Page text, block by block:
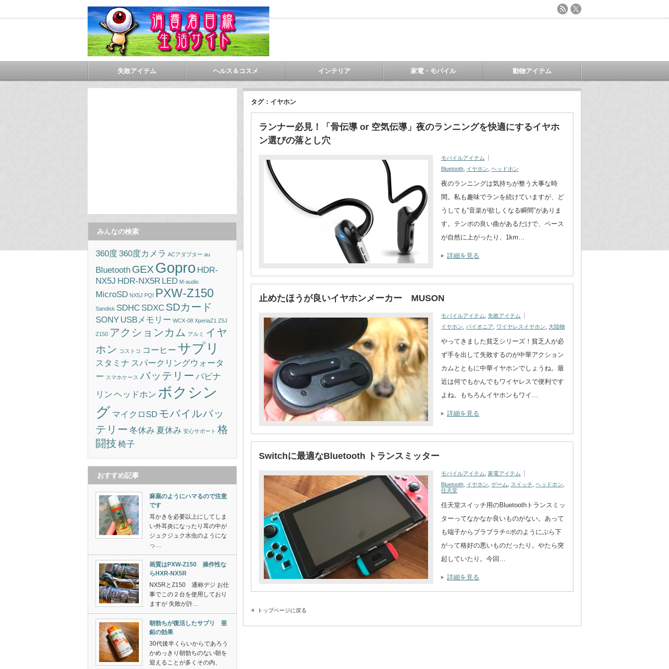
amazonで買って良かった物
失敗アイテム ヘルス＆コスメ インテリア 家電・モバイル 動物アイテム
タグ：イヤホン
ランナー必見！「骨伝導 or 空気伝導」夜のランニングを快適にするイヤホ
ン選びの落とし穴
モバイルアイテム
Bluetooth イヤホン ヘッドホン
夜のランニングは気持ちが整う大事な時
間。私も趣味でランを続けていますが、ど
うしても“音楽が欲しくなる瞬間”がありま
す。テンポの良い曲があるだけで、ペース
が自然に上がったり、1km…
詳細を見る
止めたほうが良いイヤホンメーカー MUSON
モバイルアイテム 失敗アイテム
イヤホン
パイオニア ワイヤレスイヤホン 大陸物
やってきました貧乏シリーズ！貧乏人が必
ず手を出して失敗するのが中華アクション
カムとともに中華イヤホンでしょうね。最
近は何でもかんでもワイヤレスで便利です
よね。もちろんイヤホンもワイ…
詳細を見る
Switchに最適なBluetooth トランスミッター
モバイルアイテム 家電アイテム
Bluetooth イヤホン ゲーム スイッチ ヘッドホン
任天堂
任天堂スイッチ用のBluetoothトランスミッ
ターってなかなか良いものがない。あって
も端子からブラブラチ○ポのようにぶら下
がって格好の悪いものだったり。やたら突
起していたり。今回…
詳細を見る
トップページに戻る
みんなの検索
360度 360度カメラ ACアダプター au
Bluetooth GEX Gopro HDR-
NX5J HDR-NX5R LED M-audio
MicroSD NX5J PQI PXW-Z150
Sandisk SDHC SDXC SDカード
SONY USBメモリー WCX-08 XperiaZ1 Z5J
Z150 アクションカム アルミ
イヤ
ホン
コストコ コーヒー サプリ
スタミナ スパークリングウォータ
ー スマホケース バッテリー パピナ
リン ヘッドホン ボクシン
グ マイクロSD モバイルバッ
テリー 冬休み 夏休み 安心サポート 格
闘技 椅子
おすすめ記事
麻薬のようにハマるので注意
です
耳かきを必要以上にしてしま
い外耳炎になったり耳の中が
ジュクジュク水虫のようにな
っ…
画質はPXW-Z150 操作性な
らHXR-NX5R
NX5RとZ150 通称デジ お仕
事でこの２台を使用しており
ますが 失敗が許…
朝勃ちが復活したサプリ 亜
鉛の効果
30代後半くらいからであろう
かめっきり朝勃ちのない朝を
迎えることが多くその内、